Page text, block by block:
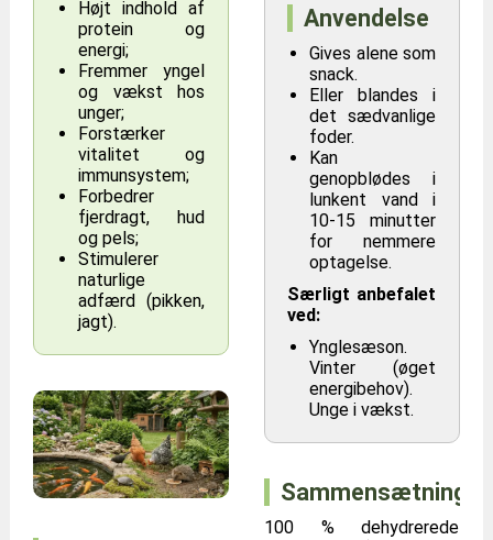
Højt indhold af
protein og
energi;
Fremmer yngel
og vækst hos
unger;
Forstærker
vitalitet og
immunsystem;
Forbedrer
fjerdragt, hud
og pels;
Stimulerer
naturlige
adfærd (pikken,
jagt).
Anvendelse
Gives alene som
snack.
Eller blandes i
det sædvanlige
foder.
Kan
genopblødes i
lunkent vand i
10-15 minutter
for nemmere
optagelse.
Særligt anbefalet
ved:
Ynglesæson.
Vinter (øget
energibehov).
Unge i vækst.
Sammensætning
100 % dehydrerede